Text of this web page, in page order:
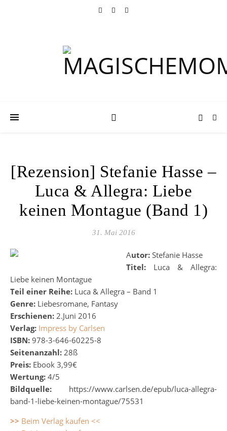
[Rezension] Stefanie Hasse –
Luca & Allegra: Liebe
keinen Montague (Band 1)
31. Mai 2016
Autor: Stefanie Hasse
Titel: Luca & Allegra:
Liebe keinen Montague
Teil einer Reihe: Luca & Allegra – Band 1
Genre: Liebesromane, Fantasy
Erschienen: 2.Juni 2016
Verlag: Impress by Carlsen
ISBN: 978-3-646-60225-8
Seitenanzahl: 28ß
Preis: Ebook 3,99€
Wertung: 4/5
Bildquelle: https://www.carlsen.de/epub/luca-allegra-
band-1-liebe-keinen-montague/75531
>> Beim Verlag kaufen <<